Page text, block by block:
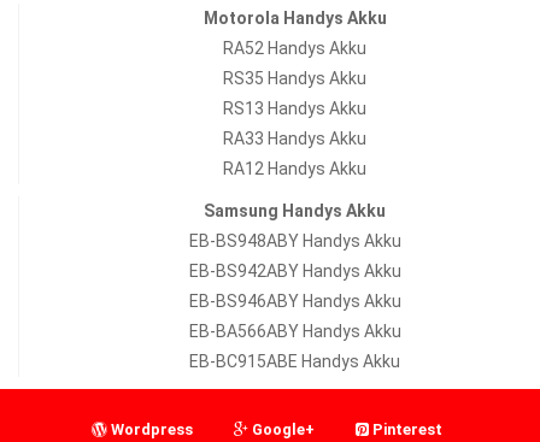
Motorola Handys Akku
RA52 Handys Akku
RS35 Handys Akku
RS13 Handys Akku
RA33 Handys Akku
RA12 Handys Akku
Samsung Handys Akku
EB-BS948ABY Handys Akku
EB-BS942ABY Handys Akku
EB-BS946ABY Handys Akku
EB-BA566ABY Handys Akku
EB-BC915ABE Handys Akku
Wordpress Google+
Pinterest